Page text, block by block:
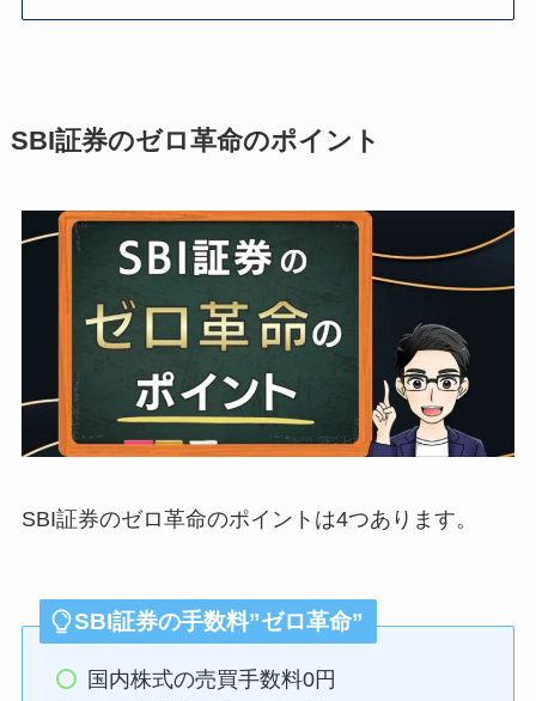
SBI証券のゼロ革命のポイント
SBI証券のゼロ革命のポイントは4つあります。
SBI証券の手数料”ゼロ革命”
国内株式の売買手数料0円